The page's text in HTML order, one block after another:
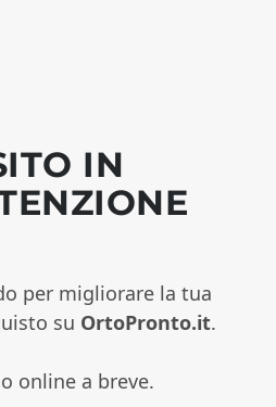
IN
per migliorare la tua
su OrtoPronto.it.
online a breve.